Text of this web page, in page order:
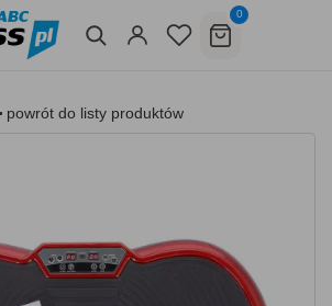
0
powrót do listy produktów